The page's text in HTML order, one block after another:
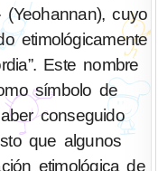
etimológicamente
Este nombre
símbolo de
conseguido
que algunos
etimológica de